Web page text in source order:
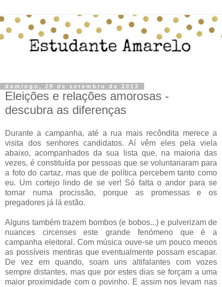
domingo, 29 de setembro de 2013
Eleições e relações amorosas -
descubra as diferenças
Durante a campanha, até a rua mais recôndita merece a
visita dos senhores candidatos. Aí vêm eles pela viela
abaixo, acompanhados da sua lista que, na maioria das
vezes, é constituída por pessoas que se voluntariaram para
a foto do cartaz, mas que de política percebem tanto como
eu. Um cortejo lindo de se ver! Só falta o andor para se
tornar numa procissão, porque as promessas e os
pregadores já lá estão.
Alguns também trazem bombos (e bobos...) e pulverizam de
nuances circenses este grande fenómeno que é a
campanha eleitoral. Com música ouve-se um pouco menos
as possíveis mentiras que eventualmente possam escapar.
De vez em quando, soam uns altifalantes com vozes
sempre distantes, mas que por estes dias se forçam a uma
maior proximidade com o povinho. E assim nos levam nas